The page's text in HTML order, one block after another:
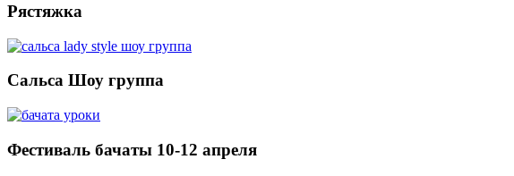
Рястяжка
Сальса Шоу группа
Фестиваль бачаты 10-12 апреля